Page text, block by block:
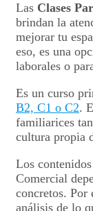
Las Clases
brindan la
mejorar tu
eso, es una
laborales o
Es un curso
B2, C1 o C2.
familiarices
cultura propia
Los
Comercial
concretos. Por
análisis de lo